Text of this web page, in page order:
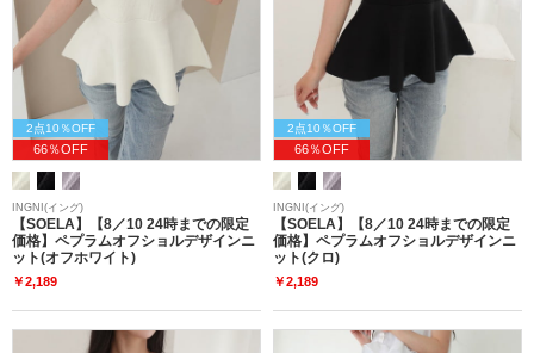
2点10％OFF
66％OFF
INGNI(イング)
【SOELA】【8／10 24時までの限定
価格】ペプラムオフショルデザインニ
ット(オフホワイト)
￥2,189
2点10％OFF
66％OFF
INGNI(イング)
【SOELA】【8／10 24時までの限定
価格】ペプラムオフショルデザインニ
ット(クロ)
￥2,189